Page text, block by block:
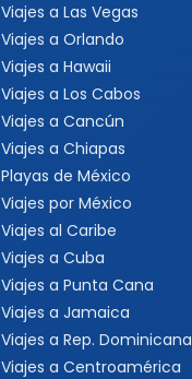
Viajes a Las Vegas
Viajes a Orlando
Viajes a Hawaii
Viajes a Los Cabos
Viajes a Cancún
Viajes a Chiapas
Playas de México
Viajes por México
Viajes al Caribe
Viajes a Cuba
Viajes a Punta Cana
Viajes a Jamaica
Viajes a Rep. Dominicana
Viajes a Centroamérica